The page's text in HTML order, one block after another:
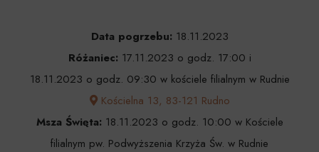
Data pogrzebu: 18.11.2023
Różaniec: 17.11.2023 o godz. 17:00 i
18.11.2023 o godz. 09:30 w kościele filialnym w Rudnie
Kościelna 13, 83-121 Rudno
Msza Święta: 18.11.2023 o godz. 10:00 w Kościele
filialnym pw. Podwyższenia Krzyża Św. w Rudnie